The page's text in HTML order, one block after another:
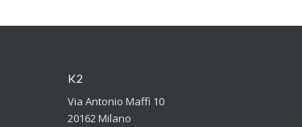
K2
Via Antonio Maffi 10
20162 Milano